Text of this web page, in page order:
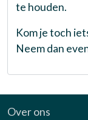
te houden.
Kom je toch
Neem dan
Over ons